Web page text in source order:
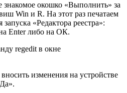
окошко «Выполнить» за
Win и R. На этот раз печатаем
«Редактора реестра»:
Enter либо на ОК.
regedit в окне
изменения на устройстве